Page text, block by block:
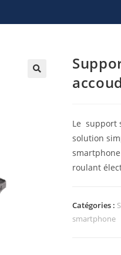
Le support
solution
roulant
Catégories :
smartphone